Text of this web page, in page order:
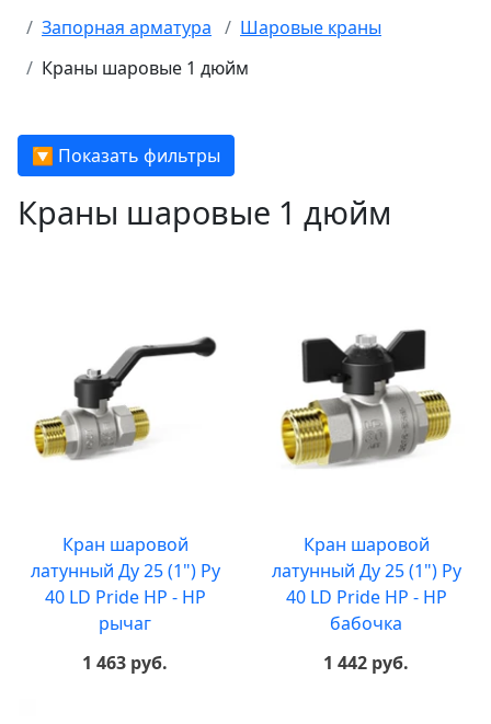
Запорная арматура
Шаровые краны
Краны шаровые 1 дюйм
🔽 Показать фильтры
Краны шаровые 1 дюйм
Кран шаровой
латунный Ду 25 (1") Ру
40 LD Pride НР - НР
рычаг
1 463 руб.
Кран шаровой
латунный Ду 25 (1") Ру
40 LD Pride НР - НР
бабочка
1 442 руб.